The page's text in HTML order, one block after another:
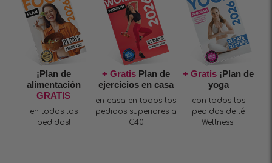
¡Plan de
alimentación
GRATIS
en todos los
pedidos!
+ Gratis Plan de
ejercicios en casa
en casa en todos los
pedidos superiores a
€40
+ Gratis ¡Plan de
yoga
con todos los
pedidos de té
Wellness!